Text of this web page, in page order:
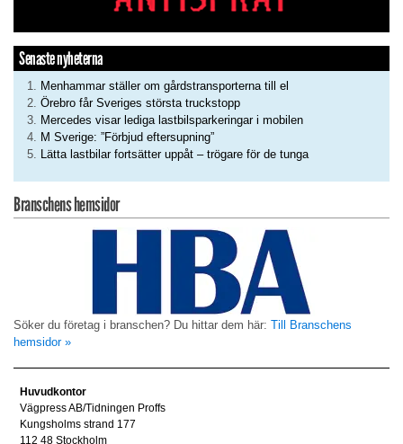
Senaste nyheterna
Menhammar ställer om gårdstransporterna till el
Örebro får Sveriges största truckstopp
Mercedes visar lediga lastbilsparkeringar i mobilen
M Sverige: ”Förbjud eftersupning”
Lätta lastbilar fortsätter uppåt – trögare för de tunga
Branschens hemsidor
Söker du företag i branschen? Du hittar dem här: Till Branschens
hemsidor »
Huvudkontor
Vägpress AB/Tidningen Proffs
Kungsholms strand 177
112 48 Stockholm